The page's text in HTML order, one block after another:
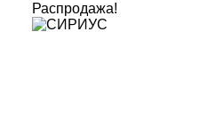
Распродажа!